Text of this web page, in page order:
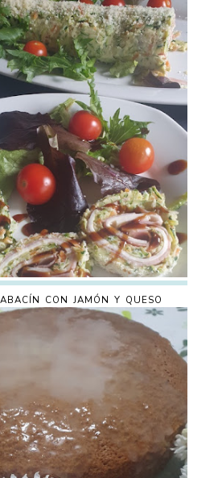
CON JAMÓN Y QUESO